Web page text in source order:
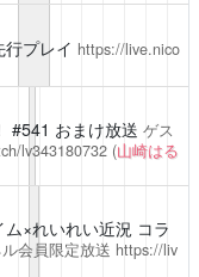
プレイ https://live.nico
#541 おまけ放送 ゲス
lv343180732 (山崎はる
×れいれい近況 コラ
会員限定放送 https://liv